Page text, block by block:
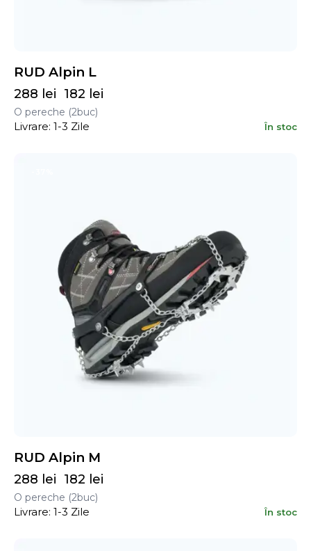
RUD Alpin L
288 lei 182 lei
O pereche (2buc)
Livrare: 1-3 Zile
În stoc
RUD Alpin M
288 lei 182 lei
O pereche (2buc)
Livrare: 1-3 Zile
În stoc